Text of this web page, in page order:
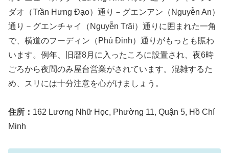
ダオ（Trần Hưng Đạo）通り－グエンアン（Nguyễn An）
通り－グエンチャイ（Nguyễn Trãi）通りに囲まれた一角
で、横道のフーディン（Phú Đinh）通りがもっとも賑わ
います。例年、旧暦8月に入ったころに設置され、夜6時
ごろから夜間のみ屋台営業がされています。混雑するた
め、スリには十分注意を心がけましょう。
住所： 162 Lương Nhữ Học, Phường 11, Quận 5, Hồ Chí
Minh